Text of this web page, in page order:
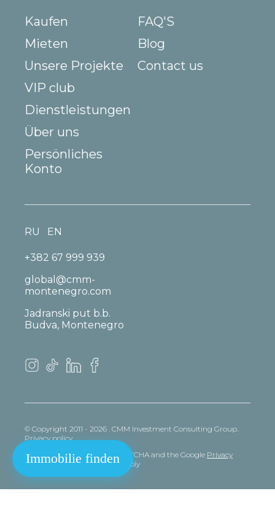
Immobilie finden
Kaufen
Mieten
Unsere Projekte
VIP club
Dienstleistungen
Über uns
FAQ'S
Blog
Contact us
Persönliches
Konto
+382 67 999 939
global@cmm-
montenegro.com
Jadranski put b.b.
Budva, Montenegro
RU EN
© Copyright 2011 - 2026 . CMM Investment Consulting Group.
Privacy policy
This site is protected by reCAPTCHA and the Google Privacy
policyandTerms of Service apply